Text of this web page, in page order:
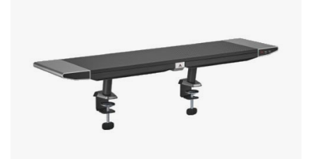
Системы охлаждения
Видеоконференцсвязь